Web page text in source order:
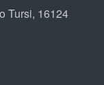
Tursi, 16124